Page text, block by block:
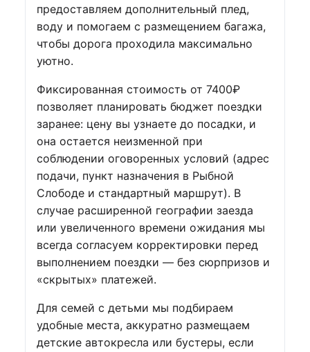
предоставляем дополнительный плед,
воду и помогаем с размещением багажа,
чтобы дорога проходила максимально
уютно.
Фиксированная стоимость от 7400₽
позволяет планировать бюджет поездки
заранее: цену вы узнаете до посадки, и
она остается неизменной при
соблюдении оговоренных условий (адрес
подачи, пункт назначения в Рыбной
Слободе и стандартный маршрут). В
случае расширенной географии заезда
или увеличенного времени ожидания мы
всегда согласуем корректировки перед
выполнением поездки — без сюрпризов и
«скрытых» платежей.
Для семей с детьми мы подбираем
удобные места, аккуратно размещаем
детские автокресла или бустеры, если